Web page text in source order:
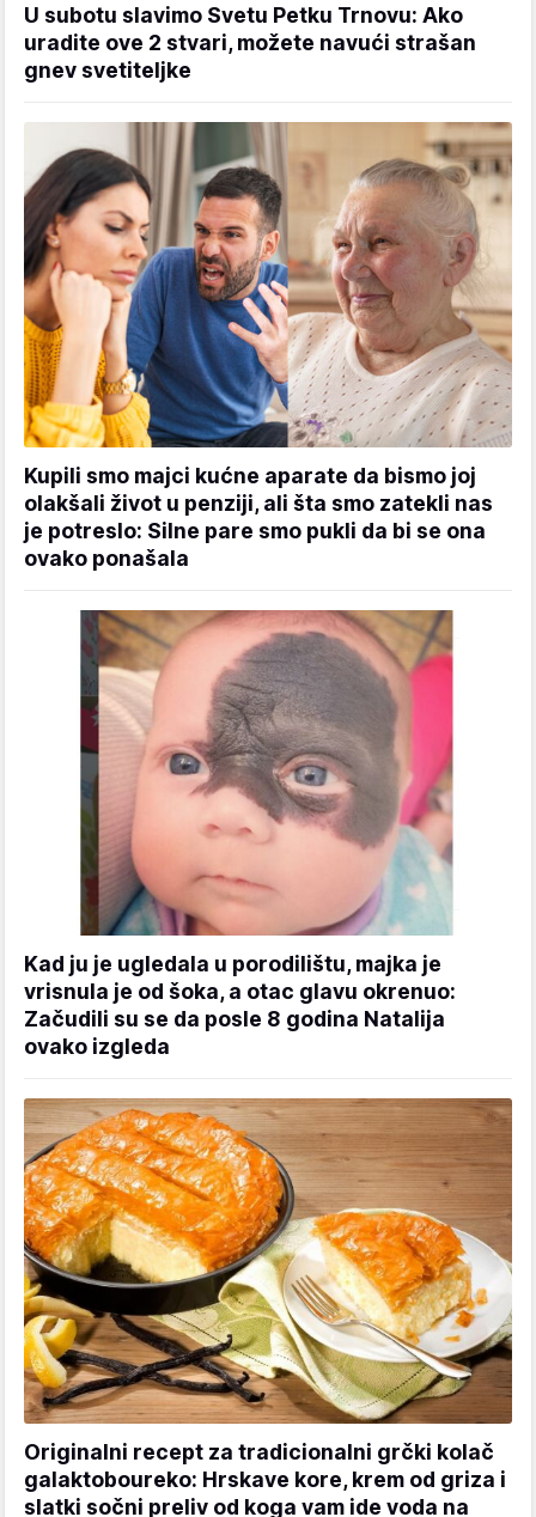
U subotu slavimo Svetu Petku Trnovu: Ako
uradite ove 2 stvari, možete navući strašan
gnev svetiteljke
Kupili smo majci kućne aparate da bismo joj
olakšali život u penziji, ali šta smo zatekli nas
je potreslo: Silne pare smo pukli da bi se ona
ovako ponašala
Kad ju je ugledala u porodilištu, majka je
vrisnula je od šoka, a otac glavu okrenuo:
Začudili su se da posle 8 godina Natalija
ovako izgleda
Originalni recept za tradicionalni grčki kolač
galaktoboureko: Hrskave kore, krem od griza i
slatki sočni preliv od koga vam ide voda na